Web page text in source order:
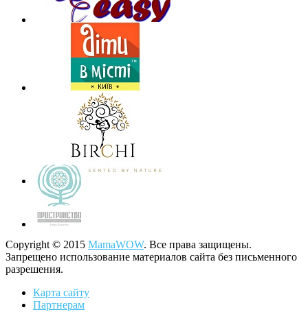
Copyright © 2015 MamaWOW. Все права защищены.
Запрещено использование материалов сайта без письменного
разрешения.
Карта сайту
Партнерам